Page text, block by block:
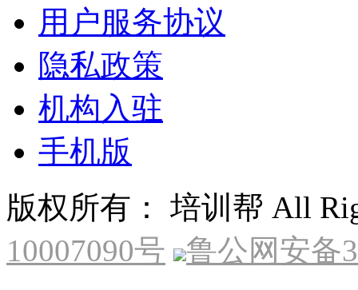
用户服务协议
隐私政策
机构入驻
手机版
版权所有： 培训帮 All
10007090号
鲁公网安备